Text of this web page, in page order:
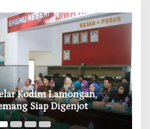
Kodim Lamongan,
Siap Digenjot